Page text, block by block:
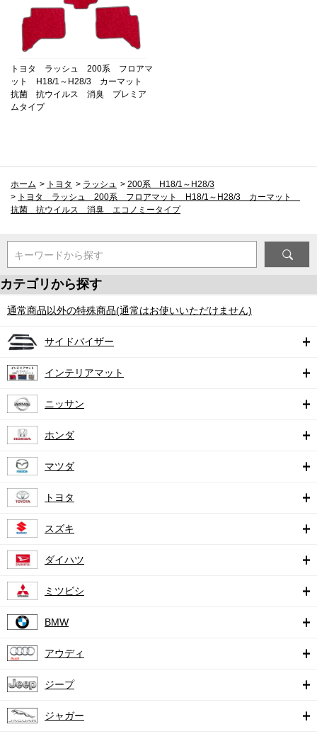
トヨタ ラッシュ 200系 フロアマ
ット H18/1～H28/3 カーマット
抗菌 抗ウイルス 消臭 プレミア
ムタイプ
ホーム > トヨタ > ラッシュ > 200系 H18/1～H28/3
> トヨタ ラッシュ 200系 フロアマット H18/1～H28/3 カーマット
抗菌 抗ウイルス 消臭 エコノミータイプ
キーワードから探す
カテゴリから探す
通常商品以外の特殊商品(通常はお使いいただけません)
サイドバイザー
インテリアマット
ニッサン
ホンダ
マツダ
トヨタ
スズキ
ダイハツ
ミツビシ
BMW
アウディ
ジープ
ジャガー